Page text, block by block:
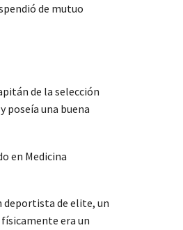
de mutuo
de la selección
poseía una buena
en Medicina
deportista de elite, un
era un